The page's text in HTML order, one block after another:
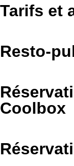
Tarifs et
Resto-
Coolbox